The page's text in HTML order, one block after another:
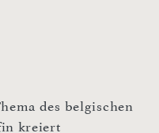
des belgischen
kreiert